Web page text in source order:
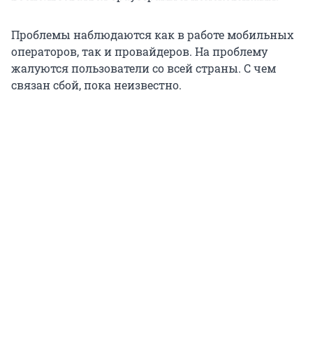
Проблемы наблюдаются как в работе мобильных
операторов, так и провайдеров. На проблему
жалуются пользователи со всей страны. С чем
связан сбой, пока неизвестно.